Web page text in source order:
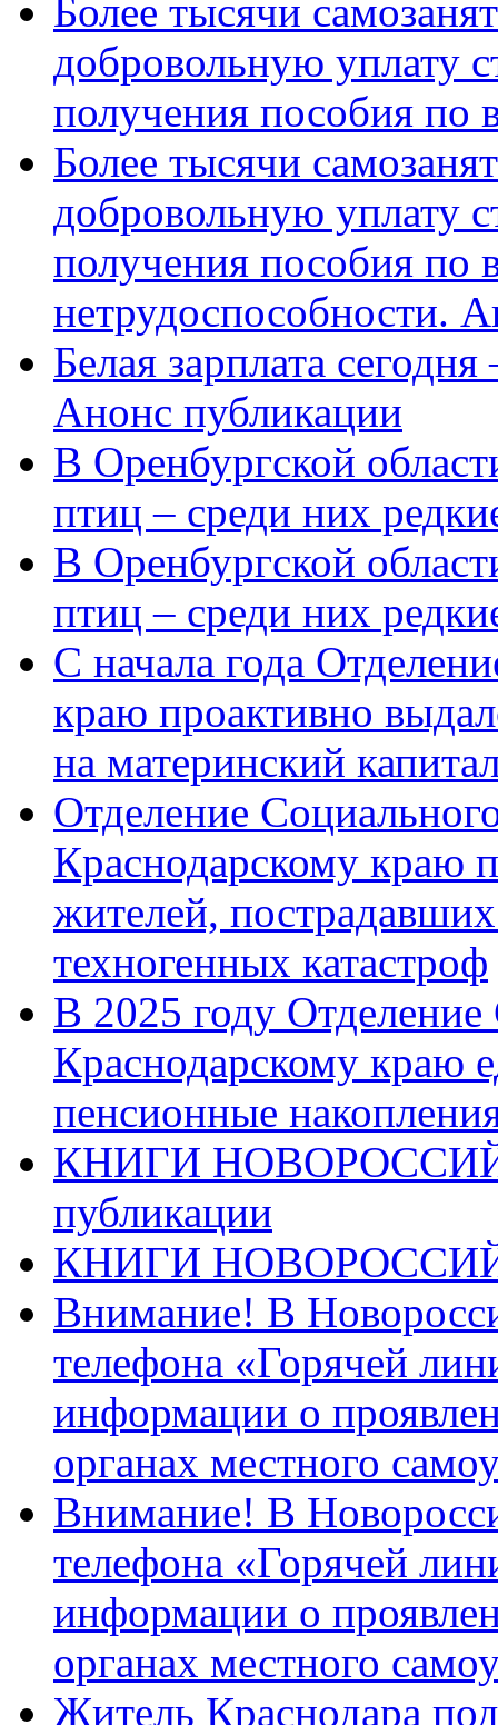
Более тысячи
добровольную уплату
получения пособия по
Более тысячи
добровольную уплату
получения пособия по
нетрудоспособности.
Белая зарплата
Анонс публикации
В Оренбургской
птиц – среди них
В Оренбургской
птиц – среди них
С начала года
краю проактивно
на материнский
Отделение
Краснодарскому краю
жителей,
техногенных катастроф
В 2025 году
Краснодарскому краю
пенсионные
КНИГИ
публикации
КНИГИ
Внимание! В
телефона «Горячей
информации о
органах местного
Внимание! В
телефона «Горячей
информации о
органах местного
Житель Краснодара